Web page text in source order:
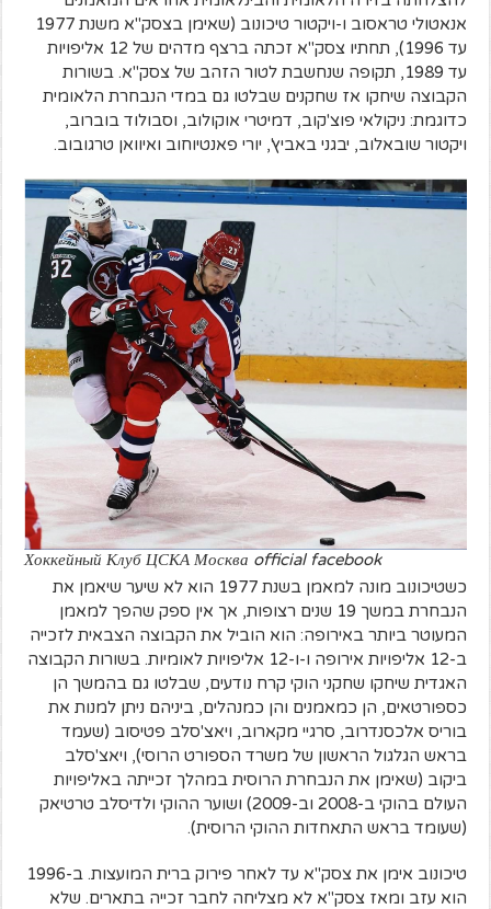
אנאטולי טראסוב ו-ויקטור טיכונוב (שאימן בצסק"א משנת 1977
עד 1996), תחתיו צסק"א זכתה ברצף מדהים של 12 אליפויות
עד 1989, תקופה שנחשבת לטור הזהב של צסק"א. בשורות
הקבוצה שיחקו אז שחקנים שבלטו גם במדי הנבחרת הלאומית
כדוגמת: ניקולאי פוצ'קוב, דמיטרי אוקולוב, וסבולוד בוברוב,
ויקטור שובאלוב, יבגני באביץ', יורי פאנטיוחוב ואיוואן טרגובוב.
Хоккейный Клуб ЦСКА Москва official facebook
כשטיכונוב מונה למאמן בשנת 1977 הוא לא שיער שיאמן את
הנבחרת במשך 19 שנים רצופות, אך אין ספק שהפך למאמן
המעוטר ביותר באירופה: הוא הוביל את הקבוצה הצבאית לזכייה
ב-12 אליפויות אירופה ו-ו-12 אליפויות לאומיות. בשורות הקבוצה
האגדית שיחקו שחקני הוקי קרח נודעים, שבלטו גם בהמשך הן
כספורטאים, הן כמאמנים והן כמנהלים, ביניהם ניתן למנות את
בוריס אלכסנדרוב, סרגיי מקארוב, ויאצ'סלב פטיסוב (שעמד
בראש הגלגול הראשון של משרד הספורט הרוסי), ויאצ'סלב
ביקוב (שאימן את הנבחרת הרוסית במהלך זכייתה באליפויות
העולם בהוקי ב-2008 וב-2009) ושוער ההוקי ולדיסלב טרטיאק
(שעומד בראש התאחדות ההוקי הרוסית).
טיכונוב אימן את צסק"א עד לאחר פירוק ברית המועצות. ב-1996
הוא עזב ומאז צסק"א לא מצליחה לחבר זכייה בתארים. שלא